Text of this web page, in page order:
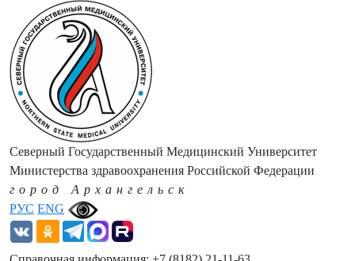
РУС ENG
Северный Государственный Медицинский Университет
Министерства здравоохранения Российской Федерации
город Архангельск